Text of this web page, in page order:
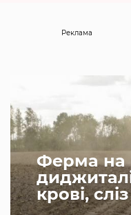
Ферма на
крові,
Реклама